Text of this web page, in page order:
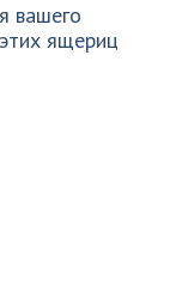
вашего
ящериц